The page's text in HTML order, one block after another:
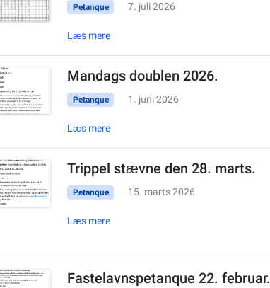
Petanque 7. juli 2026
Læs mere
Mandags doublen 2026.
Petanque 1. juni 2026
Læs mere
Trippel stævne den 28. marts.
Petanque 15. marts 2026
Læs mere
Fastelavnspetanque 22. februar.